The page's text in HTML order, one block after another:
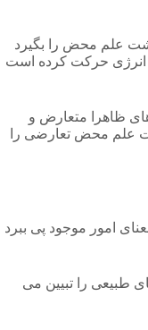
علم محض را بگیرد
انرژی حرکت کرده است
ظاهرا متعارض و
علم محض تعارضی را
امور موجود پی ببرد
طبیعی را تبیین می